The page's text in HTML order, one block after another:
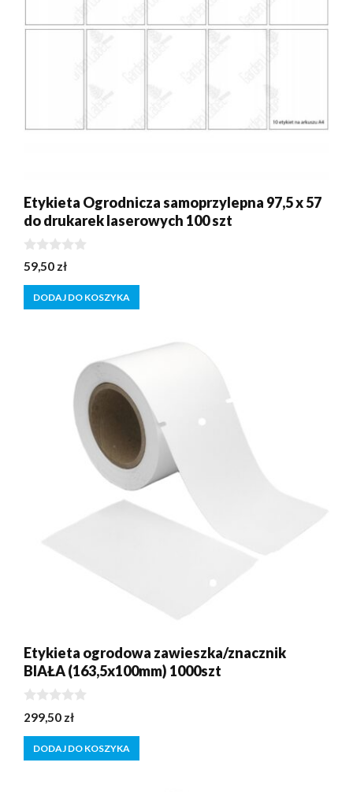
Etykieta Ogrodnicza samoprzylepna 97,5 x 57
do drukarek laserowych 100 szt
0
z
5
59,50 zł
DODAJ DO KOSZYKA
Etykieta ogrodowa zawieszka/znacznik
BIAŁA (163,5x100mm) 1000szt
0
z
5
299,50 zł
DODAJ DO KOSZYKA